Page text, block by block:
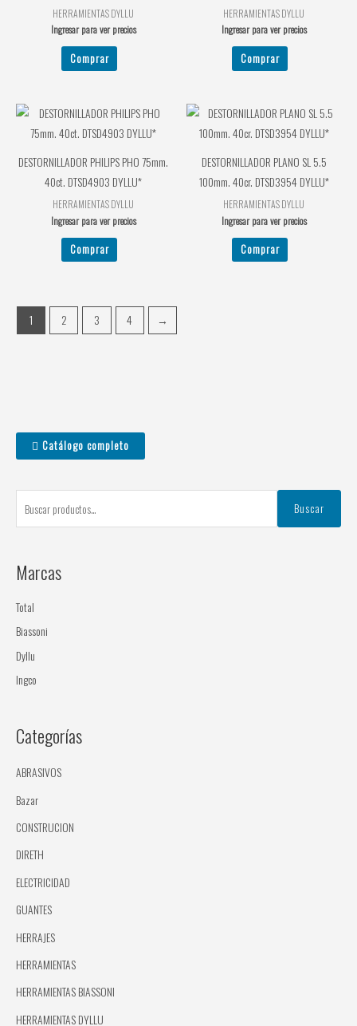
Catálogo completo
u
a
p
r
:
Buscar
Marcas
Total
Biassoni
Dyllu
Ingco
Categorías
ABRASIVOS
Bazar
CONSTRUCION
DIRETH
ELECTRICIDAD
GUANTES
HERRAJES
HERRAMIENTAS
HERRAMIENTAS BIASSONI
HERRAMIENTAS DYLLU
HERRAMIENTAS DYLLU
Ingresar para ver precios
Comprar
HERRAMIENTAS DYLLU
Ingresar para ver precios
Comprar
DESTORNILLADOR PHILIPS PHO 75mm.
40ct. DTSD4903 DYLLU*
HERRAMIENTAS DYLLU
Ingresar para ver precios
Comprar
DESTORNILLADOR PLANO SL 5.5
100mm. 40cr. DTSD3954 DYLLU*
HERRAMIENTAS DYLLU
Ingresar para ver precios
Comprar
1 2 3 4 →